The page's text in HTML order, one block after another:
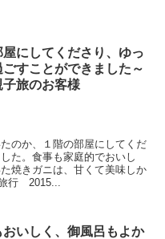
屋にしてくださり、ゆっ
ごすことができました～
子旅のお客様
のか、１階の部屋にしてくだ
た。食事も家庭的でおいし
焼きガニは、甘くて美味しか
行 2015...
おいしく、御風呂もよか